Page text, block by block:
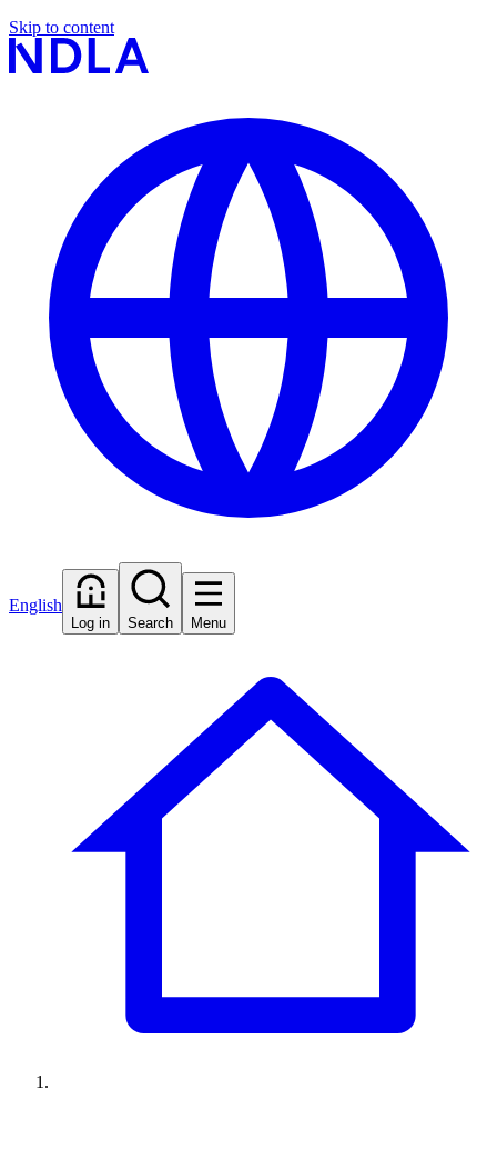
Skip to content
English
Log in Search Menu